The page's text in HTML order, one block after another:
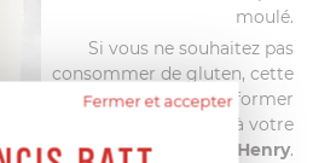
moulé.
Si vous ne souhaitez pas
consommer de gluten, cette
contrainte va se transformer
en plaisir grâce à votre
moule à pain Émile Henry.
Fermer et accepter